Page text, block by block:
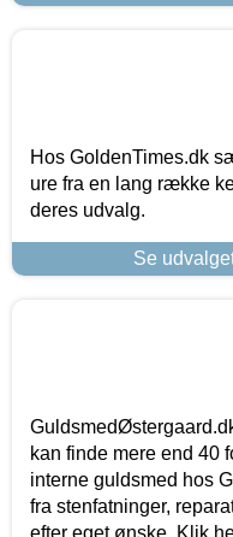
Hos GoldenTimes.dk
ure fra en lang række
deres udvalg.
Se
kan finde mere end 40
interne guldsmed hos
fra stenfatninger,
efter eget ønske. Klik